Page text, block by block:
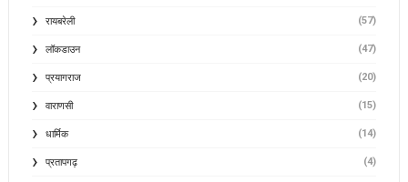
रायबरेली (57)
लॉकडाउन (47)
प्रयागराज (20)
वाराणसी (15)
धार्मिक (14)
प्रतापगढ़ (4)